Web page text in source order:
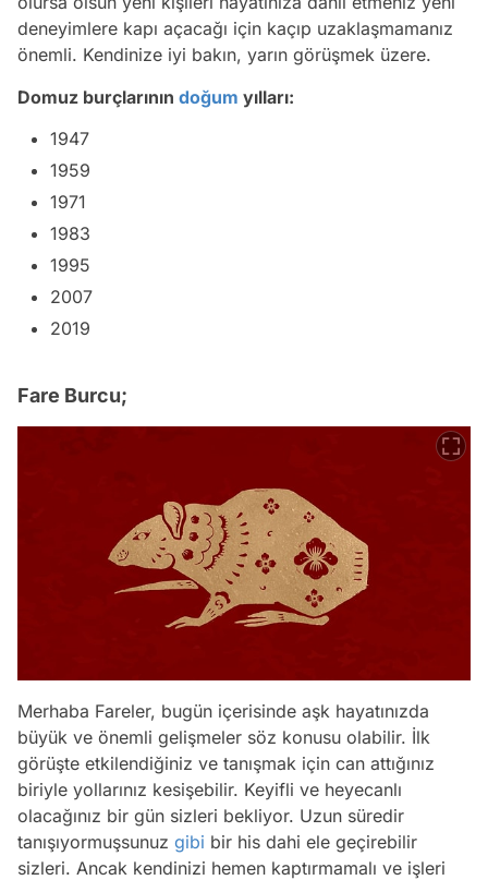
deneyimlere kapı açacağı için kaçıp uzaklaşmamanız
önemli. Kendinize iyi bakın, yarın görüşmek üzere.
Domuz burçlarının doğum yılları:
1947
1959
1971
1983
1995
2007
2019
Fare Burcu;
Merhaba Fareler, bugün içerisinde aşk hayatınızda
büyük ve önemli gelişmeler söz konusu olabilir. İlk
görüşte etkilendiğiniz ve tanışmak için can attığınız
biriyle yollarınız kesişebilir. Keyifli ve heyecanlı
olacağınız bir gün sizleri bekliyor. Uzun süredir
tanışıyormuşsunuz gibi bir his dahi ele geçirebilir
sizleri. Ancak kendinizi hemen kaptırmamalı ve işleri